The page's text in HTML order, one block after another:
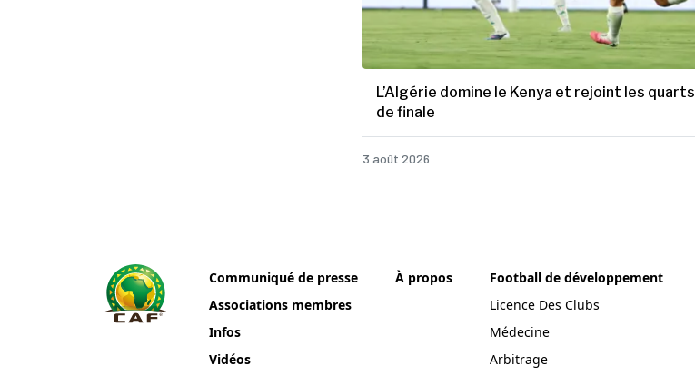
L’Algérie domine le Kenya et rejoint les quarts
de finale
3 août 2026
Communiqué de presse
Associations membres
Infos
Vidéos
À propos
Football de développement
Licence Des Clubs
Médecine
Arbitrage